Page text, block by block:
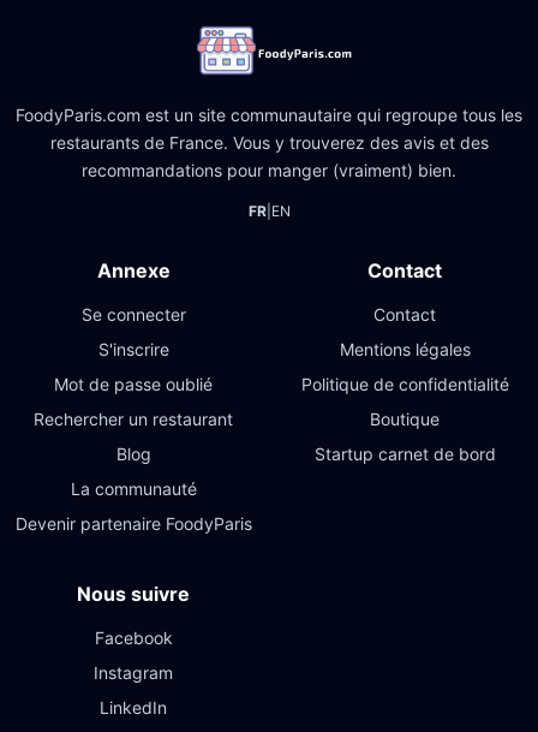
FoodyParis.com est un site communautaire qui regroupe tous les
restaurants de France. Vous y trouverez des avis et des
recommandations pour manger (vraiment) bien.
FR| EN
Annexe
Se connecter
S'inscrire
Mot de passe oublié
Rechercher un restaurant
Blog
La communauté
Devenir partenaire FoodyParis
Contact
Contact
Mentions légales
Politique de confidentialité
Boutique
Startup carnet de bord
Nous suivre
Facebook
Instagram
LinkedIn